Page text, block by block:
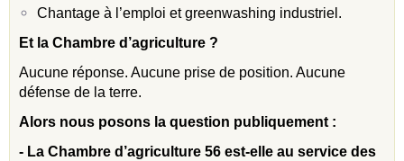
Chantage à l’emploi et greenwashing industriel.
Et la Chambre d’agriculture ?
Aucune réponse. Aucune prise de position. Aucune
défense de la terre.
Alors nous posons la question publiquement :
- La Chambre d’agriculture 56 est-elle au service des